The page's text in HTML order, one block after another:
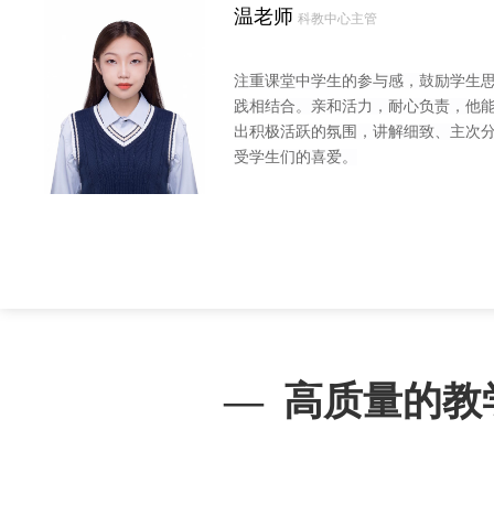
温老师 科教中心主管
注重课堂中学生的参与感，鼓励学生
践相结合。亲和活力，耐心负责，他
出积极活跃的氛围，讲解细致、主次
受学生们的喜爱。
— 高质量的